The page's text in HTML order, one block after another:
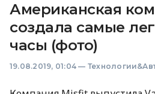
Американская
создала самые
часы (фото)
19.08.2019, 01:04 —